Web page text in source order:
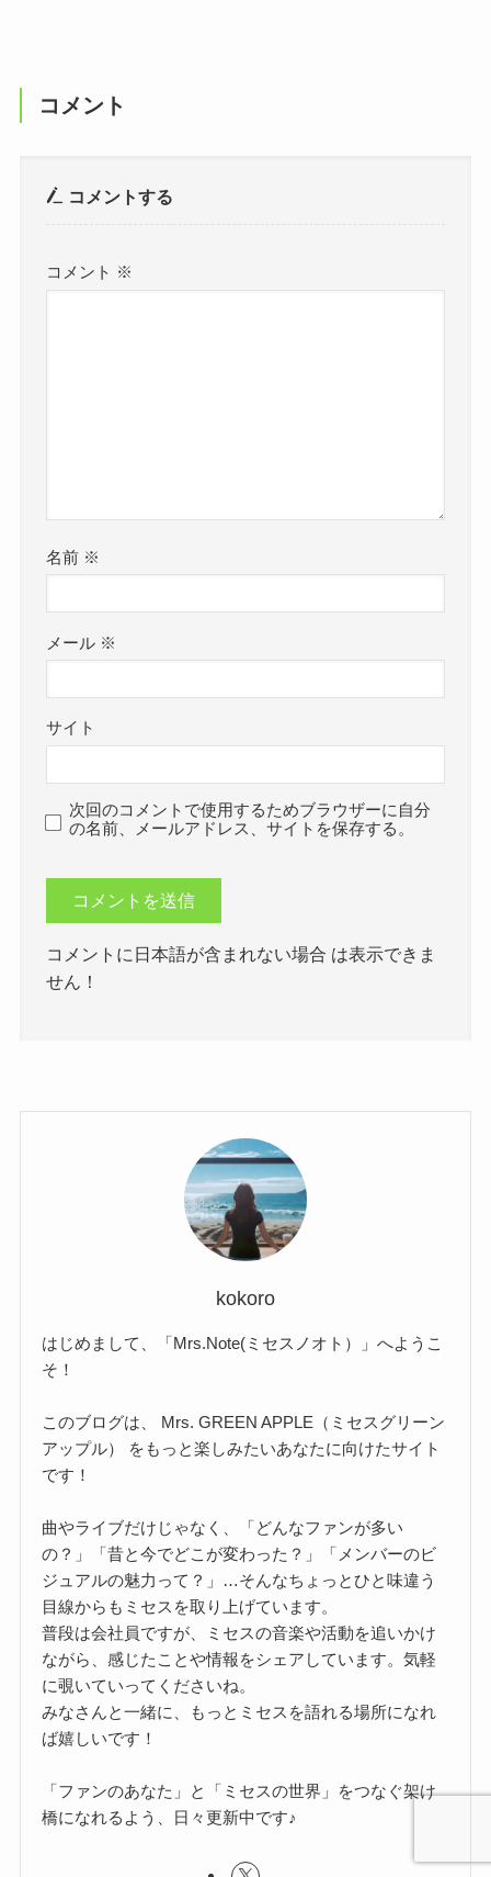
コメント
コメントする
コメント ※
名前 ※
メール ※
サイト
次回のコメントで使用するためブラウザーに自分
の名前、メールアドレス、サイトを保存する。
コメントに日本語が含まれない場合 は表示できま
せん！
kokoro
はじめまして、「Mrs.Note(ミセスノオト）」へようこ
そ！
このブログは、 Mrs. GREEN APPLE（ミセスグリーン
アップル） をもっと楽しみたいあなたに向けたサイト
です！
曲やライブだけじゃなく、「どんなファンが多い
の？」「昔と今でどこが変わった？」「メンバーのビ
ジュアルの魅力って？」…そんなちょっとひと味違う
目線からもミセスを取り上げています。
普段は会社員ですが、ミセスの音楽や活動を追いかけ
ながら、感じたことや情報をシェアしています。気軽
に覗いていってくださいね。
みなさんと一緒に、もっとミセスを語れる場所になれ
ば嬉しいです！
「ファンのあなた」と「ミセスの世界」をつなぐ架け
橋になれるよう、日々更新中です♪